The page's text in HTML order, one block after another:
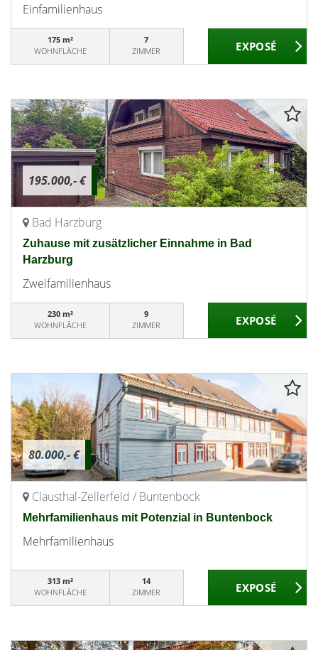
Einfamilienhaus
175 m²
WOHNFLÄCHE
7
ZIMMER
195.000,- €
Bad Harzburg
Zuhause mit zusätzlicher Einnahme in Bad
Harzburg
Zweifamilienhaus
230 m²
WOHNFLÄCHE
9
ZIMMER
80.000,- €
Clausthal-Zellerfeld / Buntenbock
Mehrfamilienhaus mit Potenzial in Buntenbock
Mehrfamilienhaus
313 m²
WOHNFLÄCHE
14
ZIMMER